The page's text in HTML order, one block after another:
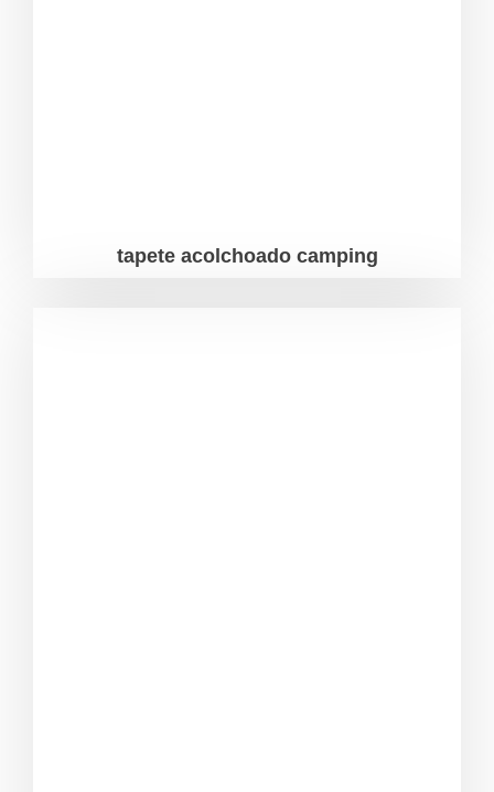
tapete acolchoado camping